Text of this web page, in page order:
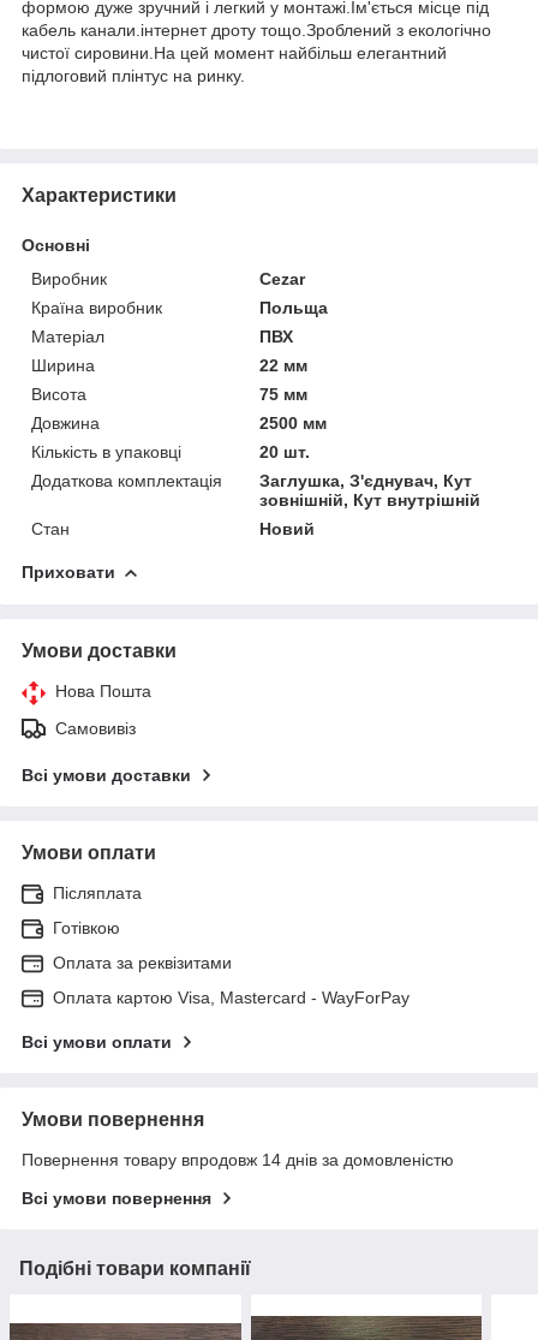
формою дуже зручний і легкий у монтажі.Ім'ється місце під
кабель канали.інтернет дроту тощо.Зроблений з екологічно
чистої сировини.На цей момент найбільш елегантний
підлоговий плінтус на ринку.
Характеристики
Основні
Виробник
Cezar
Країна виробник
Польща
Матеріал
ПВХ
Ширина
22 мм
Висота
75 мм
Довжина
2500 мм
Кількість в упаковці
20 шт.
Додаткова комплектація
Заглушка, З'єднувач, Кут
зовнішній, Кут внутрішній
Стан
Новий
Приховати
Умови доставки
Нова Пошта
Самовивіз
Всі умови доставки
Умови оплати
Післяплата
Готівкою
Оплата за реквізитами
Оплата картою Visa, Mastercard - WayForPay
Всі умови оплати
Умови повернення
Повернення товару впродовж 14 днів за домовленістю
Всі умови повернення
Подібні товари компанії